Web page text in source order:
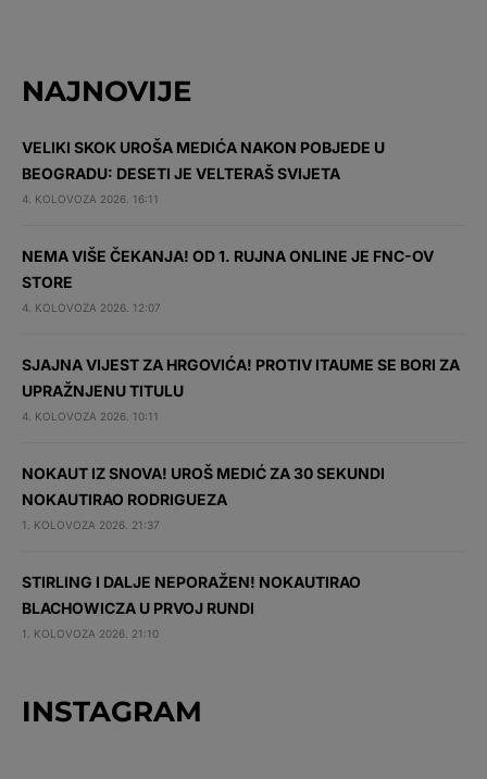
NAJNOVIJE
VELIKI SKOK UROŠA MEDIĆA NAKON POBJEDE U
BEOGRADU: DESETI JE VELTERAŠ SVIJETA
4. KOLOVOZA 2026. 16:11
NEMA VIŠE ČEKANJA! OD 1. RUJNA ONLINE JE FNC-OV
STORE
4. KOLOVOZA 2026. 12:07
SJAJNA VIJEST ZA HRGOVIĆA! PROTIV ITAUME SE BORI ZA
UPRAŽNJENU TITULU
4. KOLOVOZA 2026. 10:11
NOKAUT IZ SNOVA! UROŠ MEDIĆ ZA 30 SEKUNDI
NOKAUTIRAO RODRIGUEZA
1. KOLOVOZA 2026. 21:37
STIRLING I DALJE NEPORAŽEN! NOKAUTIRAO
BLACHOWICZA U PRVOJ RUNDI
1. KOLOVOZA 2026. 21:10
INSTAGRAM